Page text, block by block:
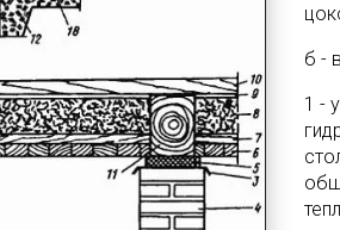
б -
1 -